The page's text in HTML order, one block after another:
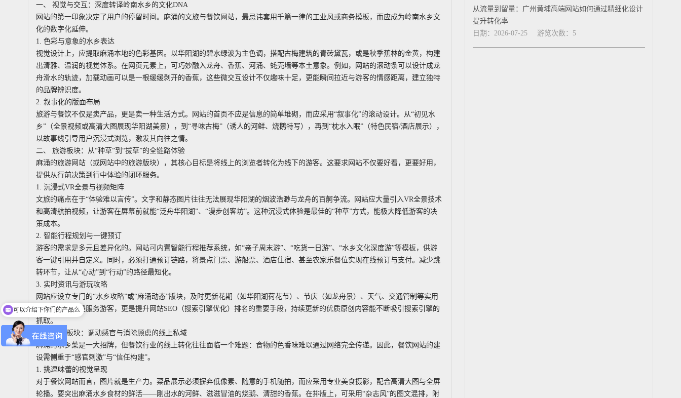
一、 视觉与交互：深度转译岭南水乡的文化DNA
网站的第一印象决定了用户的停留时间。麻涌的文旅与餐饮网站，最忌讳套用千篇一律的工业风或商务模板，而应成为岭南水乡文
化的数字化延伸。
1. 色彩与意象的水乡表达
视觉设计上，应提取麻涌本地的色彩基因。以华阳湖的碧水绿波为主色调，搭配古梅建筑的青砖黛瓦，或是秋季蕉林的金黄，构建
出清雅、温润的视觉体系。在网页元素上，可巧妙融入龙舟、香蕉、河涌、蚝壳墙等本土意象。例如，网站的滚动条可以设计成龙
舟滑水的轨迹，加载动画可以是一根缓缓剥开的香蕉，这些微交互设计不仅趣味十足，更能瞬间拉近与游客的情感距离，建立独特
的品牌辨识度。
2. 叙事化的版面布局
旅游与餐饮不仅是卖产品，更是卖一种生活方式。网站的首页不应是信息的简单堆砌，而应采用“叙事化”的滚动设计。从“初见水
乡”（全景视频或高清大图展现华阳湖美景），到“寻味古梅”（诱人的河鲜、烧鹅特写），再到“枕水入眠”（特色民宿/酒店展示），
以故事线引导用户沉浸式浏览，激发其向往之情。
二、 旅游板块：从“种草”到“拔草”的全链路体验
麻涌的旅游网站（或网站中的旅游版块），其核心目标是将线上的浏览者转化为线下的游客。这要求网站不仅要好看，更要好用，
提供从行前决策到行中体验的闭环服务。
1. 沉浸式VR全景与视频矩阵
文旅的痛点在于“体验难以言传”。文字和静态图片往往无法展现华阳湖的烟波浩渺与龙舟的百舸争流。网站应大量引入VR全景技术
和高清航拍视频，让游客在屏幕前就能“泛舟华阳湖”、“漫步创客坊”。这种沉浸式体验是最佳的“种草”方式，能极大降低游客的决
策成本。
2. 智能行程规划与一键预订
游客的需求是多元且差异化的。网站可内置智能行程推荐系统，如“亲子周末游”、“吃货一日游”、“水乡文化深度游”等模板，供游
客一键引用并自定义。同时，必须打通预订链路，将景点门票、游船票、酒店住宿、甚至农家乐餐位实现在线预订与支付。减少跳
转环节，让从“心动”到“行动”的路径最短化。
3. 实时资讯与游玩攻略
网站应设立专门的“水乡攻略”或“麻涌动态”版块，及时更新花期（如华阳湖荷花节）、节庆（如龙舟景）、天气、交通管制等实用
信息。这不仅是服务游客，更是提升网站SEO（搜索引擎优化）排名的重要手段，持续更新的优质原创内容能不断吸引搜索引擎的
抓取。
三、 餐饮板块：调动感官与消除顾虑的线上私域
麻涌的水乡菜是一大招牌，但餐饮行业的线上转化往往面临一个难题：食物的色香味难以通过网络完全传递。因此，餐饮网站的建
设需侧重于“感官刺激”与“信任构建”。
1. 挑逗味蕾的视觉呈现
对于餐饮网站而言，图片就是生产力。菜品展示必须摒弃低像素、随意的手机随拍，而应采用专业美食摄影，配合高清大图与全屏
轮播。要突出麻涌水乡食材的鲜活——刚出水的河鲜、滋滋冒油的烧鹅、清甜的香蕉。在排版上，可采用“杂志风”的图文混排，附
从流量到留量：广州黄埔高端网站如何通过精细化设计
提升转化率
日期：2026-07-25
游览次数：5
可以介绍下你们的产品么
你们是怎么收费的呢